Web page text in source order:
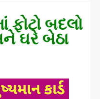
ફોટો બદલો
ઘરે બેઠા